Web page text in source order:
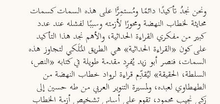
ونحن نجدُ تأكيدًا دائمًا ومُستمِرًّا على هذه السمات كسمات
محايثة لخطاب النهضة ومحورًا لأزمته وسببًا لفشله عند عدد
كبير من مفكري القراءة الحداثية، والأهم نجد هذا التأكيد
على كون «القراءة الحداثية» هي الطريق المـَلَكي لتجاوز هذه
السمات، فنصر أبو زيد يُفرِد مقدمة طويلة في كتابه «النص،
السلطة، الحقيقة» ليُقدِّم قراءة لرواد خطاب النهضة من
الطهطاوي لعبده، ولمسيرة التنوير العربي من طه حسين إلى
زكي نجيب محمود، تقوم على أساس تشخيص أزمة الخطاب